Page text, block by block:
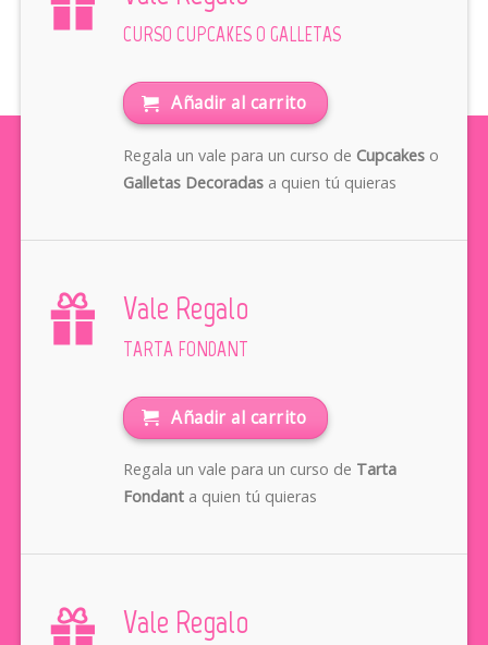
CURSO CUPCAKES O GALLETAS
Añadir al carrito
Regala un vale para un curso de Cupcakeso
Galletas Decoradasa quien tú quieras
Vale Regalo
TARTA FONDANT
Añadir al carrito
Regala un vale para un curso de Tarta
Fondanta quien tú quieras
Vale Regalo